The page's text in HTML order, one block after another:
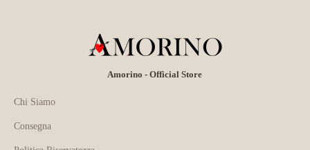
Amorino - Official Store
Chi Siamo
Consegna